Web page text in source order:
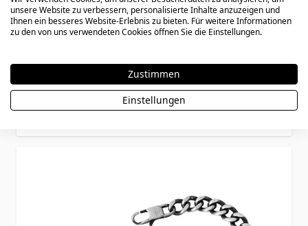
Identitäts Armband Edelstahl mit Gravur
- 2300
29,90 €
unsere Website zu verbessern, personalisierte Inhalte anzuzeigen und
Ihnen ein besseres Website-Erlebnis zu bieten. Für weitere Informationen
zu den von uns verwendeten Cookies öffnen Sie die Einstellungen.
Zustimmen
Einstellungen